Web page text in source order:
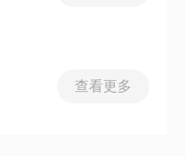
查看更多